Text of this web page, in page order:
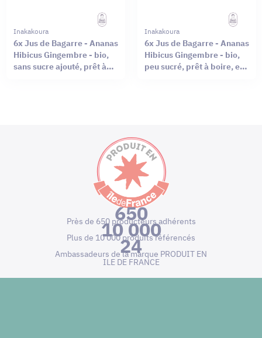
Inakakoura
6x Jus de Bagarre - Ananas
Hibicus Gingembre - bio,
sans sucre ajouté, prêt à
Inakakoura
6x Jus de Bagarre - Ananas
Hibicus Gingembre - bio,
peu sucré, prêt à boire, en
650
Près de 650 producteurs adhérents
10 000
Plus de 10 000 produits référencés
24
Ambassadeurs de la marque PRODUIT EN
ILE DE FRANCE